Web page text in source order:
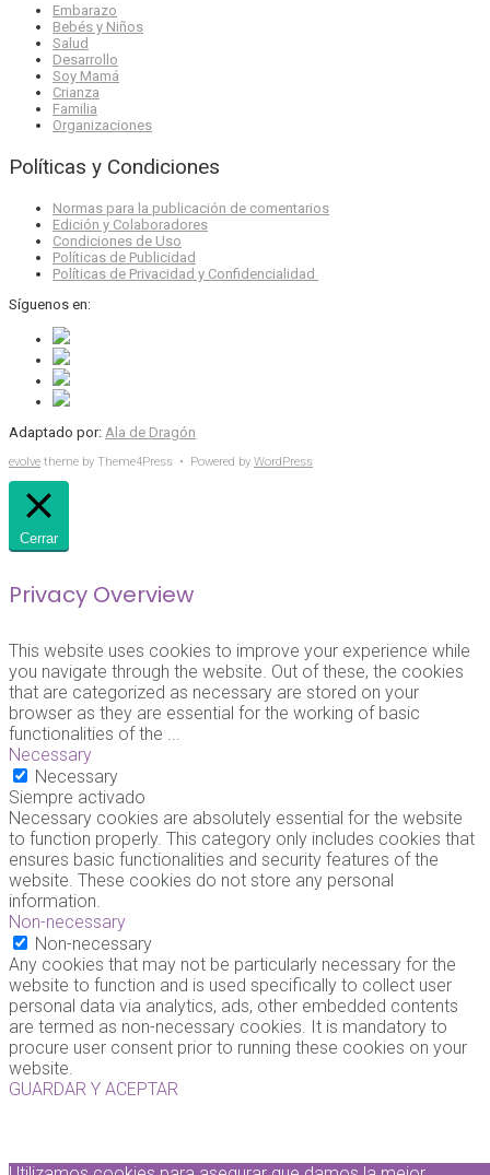
Embarazo
Bebés y Niños
Salud
Desarrollo
Soy Mamá
Crianza
Familia
Organizaciones
Políticas y Condiciones
Normas para la publicación de comentarios
Edición y Colaboradores
Condiciones de Uso
Políticas de Publicidad
Políticas de Privacidad y Confidencialidad
Síguenos en:
Adaptado por: Ala de Dragón
evolve theme by Theme4Press • Powered by WordPress
Cerrar
Privacy Overview
This website uses cookies to improve your experience while
you navigate through the website. Out of these, the cookies
that are categorized as necessary are stored on your
browser as they are essential for the working of basic
functionalities of the ...
Necessary
Necessary
Siempre activado
Necessary cookies are absolutely essential for the website
to function properly. This category only includes cookies that
ensures basic functionalities and security features of the
website. These cookies do not store any personal
information.
Non-necessary
Non-necessary
Any cookies that may not be particularly necessary for the
website to function and is used specifically to collect user
personal data via analytics, ads, other embedded contents
are termed as non-necessary cookies. It is mandatory to
procure user consent prior to running these cookies on your
website.
GUARDAR Y ACEPTAR